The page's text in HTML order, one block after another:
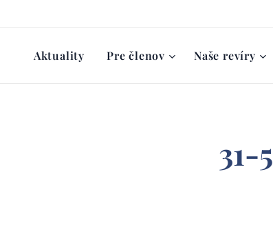
Aktuality Pre členov Naše revíry
31-5